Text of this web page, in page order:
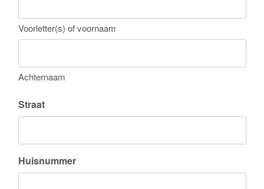
Voorletter(s) of voornaam
Achternaam
Straat
Huisnummer